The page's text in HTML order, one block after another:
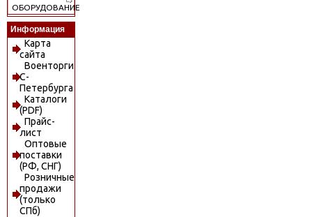
ОБОРУДОВАНИЕ
Информация
Карта
сайта
Военторги
С-
Петербурга
Каталоги
(PDF)
Прайс-
лист
Оптовые
поставки
(РФ, СНГ)
Розничные
продажи
(только
СПб)